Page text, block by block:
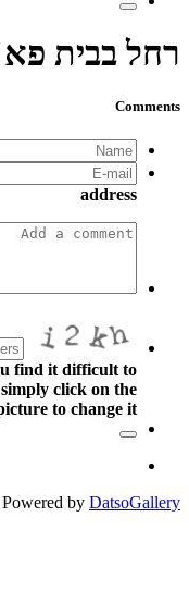
רחל בבית
Comments
address
find it difficult to
click on the
to change it.
Powered by DatsoGallery